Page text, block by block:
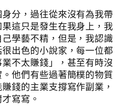
分，過往從來沒有為我帶
這只是發生在我身上，我
學藝不精，但是，我認識
出色的小說家，每一位都
不太賺錢」，甚至有時沒
他們有些過著簡樸的物質
錢的主業支撐寫作副業，
寫寫。